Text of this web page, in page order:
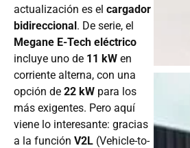
actualización es el cargador
bidireccional. De serie, el
Megane E-Tech eléctrico
incluye uno de 11 kW en
corriente alterna, con una
opción de 22 kW para los
más exigentes. Pero aquí
viene lo interesante: gracias
a la función V2L (Vehicle-to-